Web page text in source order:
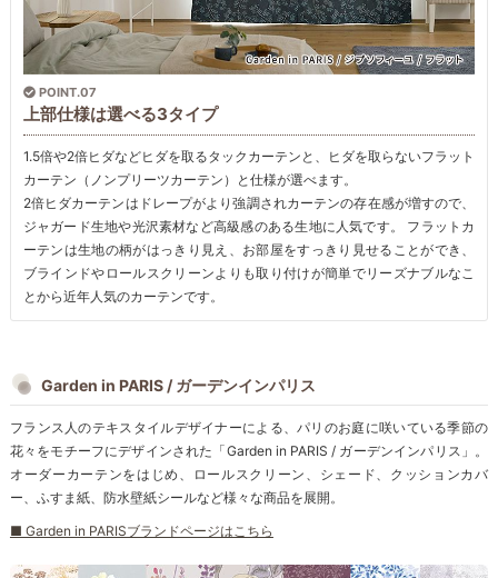
POINT.07
上部仕様は選べる3タイプ
1.5倍や2倍ヒダなどヒダを取るタックカーテンと、ヒダを取らないフラット
カーテン（ノンプリーツカーテン）と仕様が選べます。
2倍ヒダカーテンはドレープがより強調されカーテンの存在感が増すので、
ジャガード生地や光沢素材など高級感のある生地に人気です。 フラットカ
ーテンは生地の柄がはっきり見え、お部屋をすっきり見せることができ、
ブラインドやロールスクリーンよりも取り付けが簡単でリーズナブルなこ
とから近年人気のカーテンです。
Garden in PARIS / ガーデンインパリス
フランス人のテキスタイルデザイナーによる、パリのお庭に咲いている季節の
花々をモチーフにデザインされた「Garden in PARIS / ガーデンインパリス」。
オーダーカーテンをはじめ、ロールスクリーン、シェード、クッションカバ
ー、ふすま紙、防水壁紙シールなど様々な商品を展開。
■ Garden in PARISブランドページはこちら